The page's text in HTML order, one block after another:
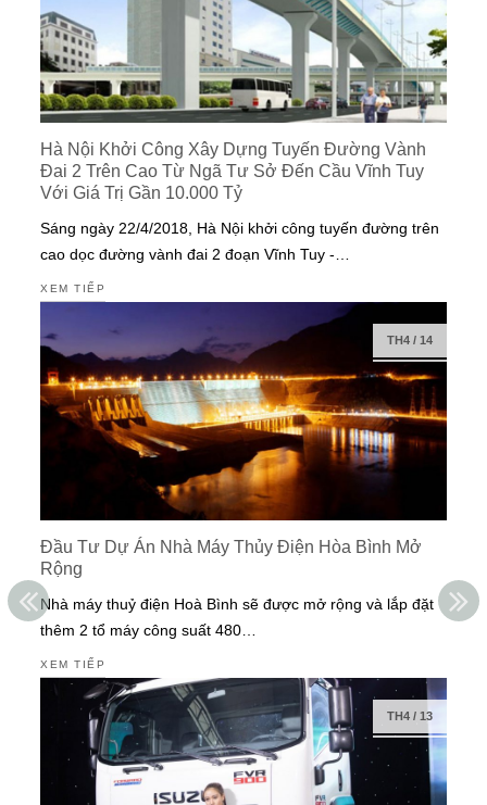
Hà Nội Khởi Công Xây Dựng Tuyến Đường Vành
Đai 2 Trên Cao Từ Ngã Tư Sở Đến Cầu Vĩnh Tuy
Với Giá Trị Gần 10.000 Tỷ
Sáng ngày 22/4/2018, Hà Nội khởi công tuyến đường trên
cao dọc đường vành đai 2 đoạn Vĩnh Tuy -…
XEM TIẾP
TH4/ 14
Đầu Tư Dự Án Nhà Máy Thủy Điện Hòa Bình Mở
Rộng
Nhà máy thuỷ điện Hoà Bình sẽ được mở rộng và lắp đặt
thêm 2 tổ máy công suất 480…
XEM TIẾP
TH4/ 13